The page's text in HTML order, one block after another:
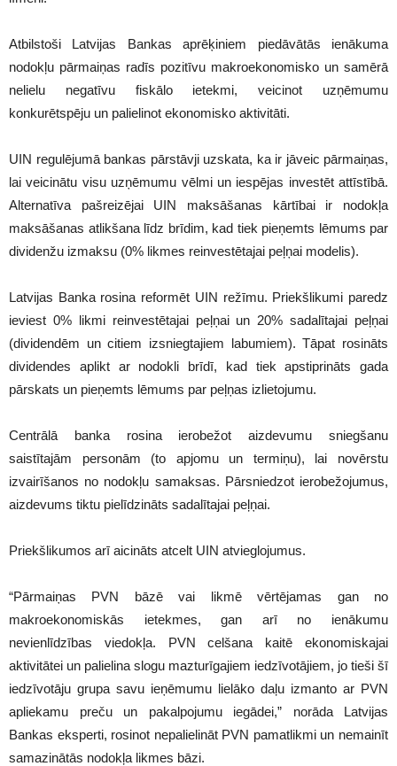
Atbilstoši Latvijas Bankas aprēķiniem piedāvātās ienākuma
nodokļu pārmaiņas radīs pozitīvu makroekonomisko un samērā
nelielu negatīvu fiskālo ietekmi, veicinot uzņēmumu
konkurētspēju un palielinot ekonomisko aktivitāti.
UIN regulējumā bankas pārstāvji uzskata, ka ir jāveic pārmaiņas,
lai veicinātu visu uzņēmumu vēlmi un iespējas investēt attīstībā.
Alternatīva pašreizējai UIN maksāšanas kārtībai ir nodokļa
maksāšanas atlikšana līdz brīdim, kad tiek pieņemts lēmums par
dividenžu izmaksu (0% likmes reinvestētajai peļņai modelis).
Latvijas Banka rosina reformēt UIN režīmu. Priekšlikumi paredz
ieviest 0% likmi reinvestētajai peļņai un 20% sadalītajai peļņai
(dividendēm un citiem izsniegtajiem labumiem). Tāpat rosināts
dividendes aplikt ar nodokli brīdī, kad tiek apstiprināts gada
pārskats un pieņemts lēmums par peļņas izlietojumu.
Centrālā banka rosina ierobežot aizdevumu sniegšanu
saistītajām personām (to apjomu un termiņu), lai novērstu
izvairīšanos no nodokļu samaksas. Pārsniedzot ierobežojumus,
aizdevums tiktu pielīdzināts sadalītajai peļņai.
Priekšlikumos arī aicināts atcelt UIN atvieglojumus.
“Pārmaiņas PVN bāzē vai likmē vērtējamas gan no
makroekonomiskās ietekmes, gan arī no ienākumu
nevienlīdzības viedokļa. PVN celšana kaitē ekonomiskajai
aktivitātei un palielina slogu mazturīgajiem iedzīvotājiem, jo tieši šī
iedzīvotāju grupa savu ieņēmumu lielāko daļu izmanto ar PVN
apliekamu preču un pakalpojumu iegādei,” norāda Latvijas
Bankas eksperti, rosinot nepalielināt PVN pamatlikmi un nemainīt
samazinātās nodokļa likmes bāzi.